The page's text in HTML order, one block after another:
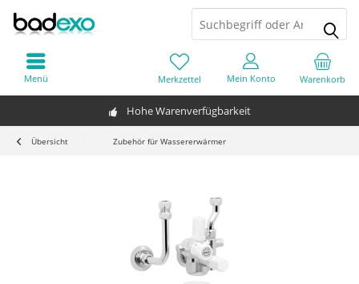
Hohe Warenverfügbarkeit
Warenkorb
Merkzettel Mein Konto
Menü
Übersicht Zubehör für Wassererwärmer